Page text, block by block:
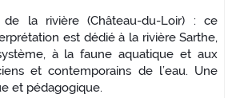
de la rivière (Château-du-Loir) : ce
est dédié à la rivière Sarthe,
à la faune aquatique et aux
et contemporains de l’eau. Une
et pédagogique.